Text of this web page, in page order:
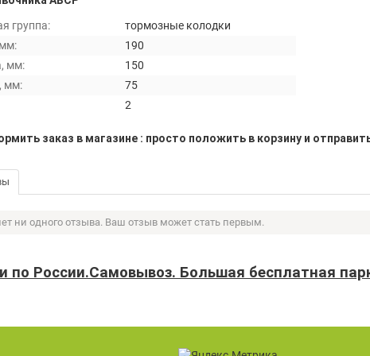
группа:
тормозные колодки
190
мм:
150
мм:
75
2
заказ в магазине : просто положить в корзину и
ни одного отзыва. Ваш отзыв может стать первым.
по России.Самовывоз. Большая бесплатная